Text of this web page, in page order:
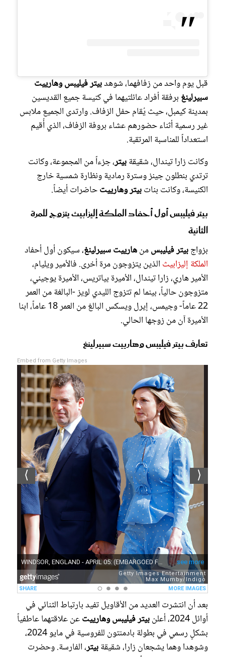
قبل يوم واحد من زفافهما، شوهدبيتر فيليبس وهارييت
سبيرلينغ برفقة أفراد عائلتيهما في كنيسة جميع القديسين
بمدينة كيمبل، حيث يُقام حفل الزفاف. وارتدى الجميع ملابس
غير رسمية أثناء حضورهم عشاء بروفة الزفاف، الذي أُقيم
استعداداً للمناسبة المرتقبة.
وكانت زارا تيندال، شقيقةبيتر، جزءاً من المجموعة، وكانت
ترتدي بنطلون جينز وسترة رمادية ونظارة شمسية خارج
الكنيسة، وكانت بناتبيتر وهارييتحاضرات أيضاً.
بيتر فيليبس أول أحفاد الملكة إليزابيث يتزوج للمرة
الثانية
بزواجبيتر فيليبسمنهارييت سبيرلينغ، سيكون أول أحفاد
الملكة إليزابيث الذين يتزوجون مرة أخرى. فالأمير ويليام،
الأمير هاري، زارا تيندال، الأميرة بياتريس، الأميرة يوجيني،
متزوجون حالياً، بينما لم تتزوج الليدي لويز -البالغة من العمر
22 عاماً- وجيمس، إيرل ويسكس البالغ من العمر 18 عاماً، ابنا
الأميرة آن من زوجها الحالي.
تعارف بيتر فيليبس وهارييت سبيرلينغ
Embed from Getty Images
بعد أن انتشرت العديد من الأقاويل تفيد بارتباط الثنائي في
أوائل 2024، أعلن
بيتر فيليبس وهارييتعن علاقتهما عاطفياً
بشكلٍ رسمي في بطولة بادمنتون للفروسية في مايو 2024،
وشوهدا وهما يشجعان زارا، شقيقةبيتر، الفارسة. وحضرت